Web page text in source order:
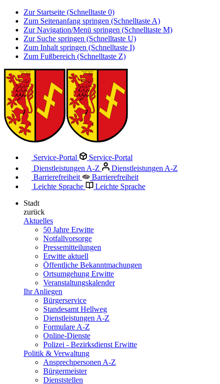
Zur Startseite (Schnelltaste 0)
Zum Seitenanfang springen (Schnelltaste A)
Zur Navigation/Menü springen (Schnelltaste M)
Zur Suche springen (Schnelltaste U)
Zum Inhalt springen (Schnelltaste I)
Zum Fußbereich (Schnelltaste Z)
Service-Portal
Service-Portal
Dienstleistungen A-Z
Dienstleistungen A-Z
Barrierefreiheit
Barrierefreiheit
Leichte Sprache
Leichte Sprache
Stadt
zurück
Aktuelles
50 Jahre Erwitte
Notfallvorsorge
Pressemitteilungen
Erwitte aktuell
Öffentliche Bekanntmachungen
Ortsumgehung Erwitte
Veranstaltungskalender
Ihr Anliegen
Bürgerservice
Standesamt Hellweg
Dienstleistungen A-Z
Formulare A-Z
Online-Dienste
Polizei - Bezirksdienst Erwitte
Politik & Verwaltung
Ansprechpersonen A-Z
Bürgermeister
Dienststellen